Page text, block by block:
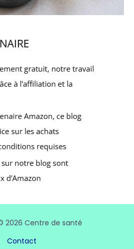
2026 Centre de santé
Contact